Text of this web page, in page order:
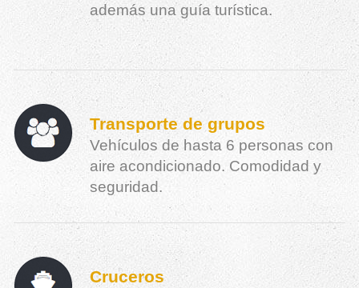
además una guía turística.
Transporte de grupos
Vehículos de hasta 6 personas con
aire acondicionado. Comodidad y
seguridad.
Cruceros